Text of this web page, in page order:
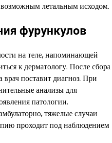
летальным исходом.
фурункулов
на теле, напоминающей
к дерматологу. После сбора
врач поставит диагноз. При
анализы для
патологии.
тяжелые случаи
проходит под наблюдением